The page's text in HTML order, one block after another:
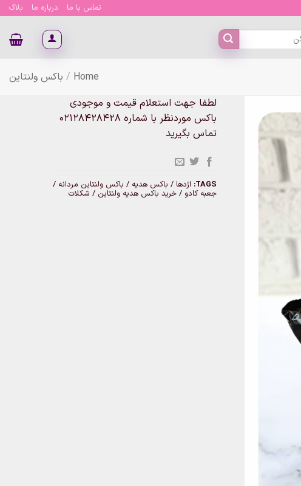
تماس با ما درباره ما بلاگ
Home
/ باکس ولنتاین
لطفا جهت استعلام قیمت و موجودی
باکس موردنظر با شماره 02128428428
تماس بگیرید
TAGS: اژدها / باکس هدیه / باکس ولنتاین مردانه /
جعبه کادو / خرید باکس هدیه ولنتاین / شکلات